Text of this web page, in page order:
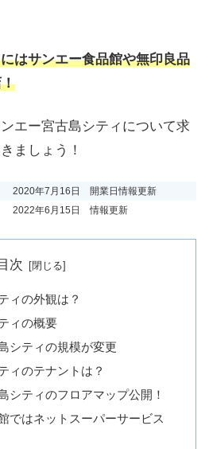
はサンエー食品館や無印良品
エー宮古島シティについて求
ましょう！
2020年7月16日 開業日情報更新
2022年6月15日 情報更新
次
ィの外観は？
ィの概要
シティの規模が変更
ィのテナントは？
シティのフロアマップ公開！
ではネットスーパーサービス